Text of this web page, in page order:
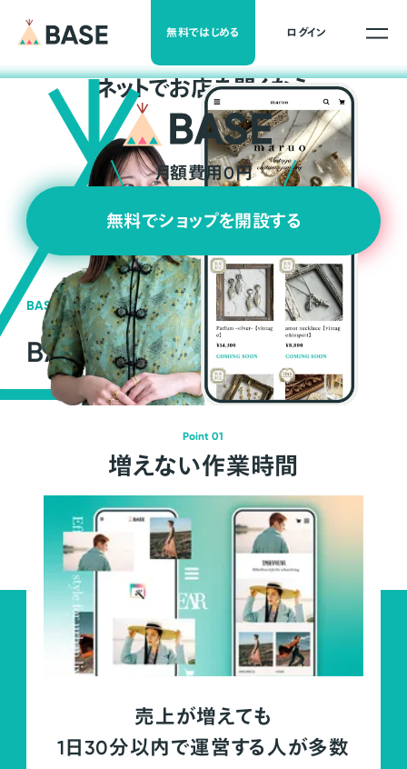
無料ではじめる ログイン
ネットでお店を開くなら
月額費用0円
無料でショップを開設する
BASEの強み
BASEが強い3つの理由
Point 01
増えない作業時間
売上が増えても
1日30分以内で運営する人が多数